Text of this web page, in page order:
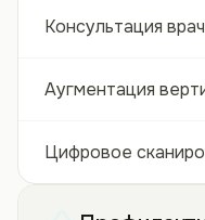
Консультация
Аугментация
Цифровое